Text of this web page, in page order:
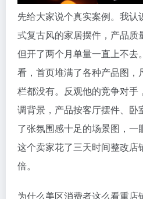
先给大家说个真实案例。我认
式复古风的家居摆件，产品质
但开了两个月单量一直上不去
看，首页堆满了各种产品图，
栏都没有。反观他的竞争对手
调背景，产品按客厅摆件、卧
了张氛围感十足的场景图，
这个卖家花了三天时间整改店
倍。
为什么美区消费者这么看重店